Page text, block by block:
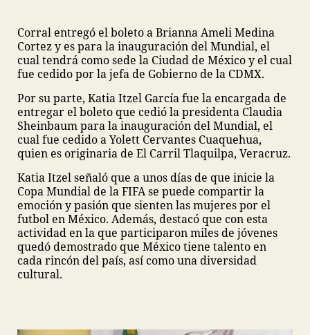
Corral entregó el boleto a Brianna Ameli Medina
Cortez y es para la inauguración del Mundial, el
cual tendrá como sede la Ciudad de México y el cual
fue cedido por la jefa de Gobierno de la CDMX.
Por su parte, Katia Itzel García fue la encargada de
entregar el boleto que cedió la presidenta Claudia
Sheinbaum para la inauguración del Mundial, el
cual fue cedido a Yolett Cervantes Cuaquehua,
quien es originaria de El Carril Tlaquilpa, Veracruz.
Katia Itzel señaló que a unos días de que inicie la
Copa Mundial de la FIFA se puede compartir la
emoción y pasión que sienten las mujeres por el
futbol en México. Además, destacó que con esta
actividad en la que participaron miles de jóvenes
quedó demostrado que México tiene talento en
cada rincón del país, así como una diversidad
cultural.